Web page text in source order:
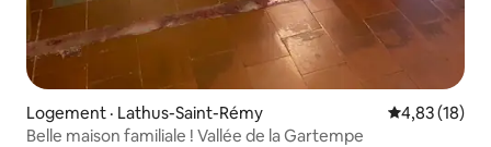
Logement · Lathus-Saint-Rémy Note
4,83 (18)
Belle maison familiale ! Vallée de la Gartempe